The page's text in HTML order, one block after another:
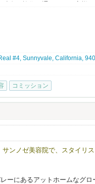
時募集）
お持ちの方、または実務経験
合いたい方
ていける方
遇）
博士）から直接学べる環境
入れた、他にはない技術が
#4, Sunnyvale, California,
コミッション
ンノゼ美容院で、スタイリ
ーにあるアットホームなグロ